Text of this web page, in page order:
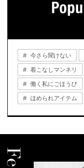
今さら聞けない
着こなしマンネリ
働く私にごほうび
ほめられアイテム